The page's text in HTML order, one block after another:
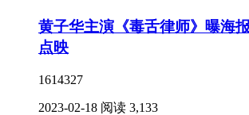
黄子华主演《毒舌律师》曝海
点映
1614327
2023-02-18 阅读 3,133